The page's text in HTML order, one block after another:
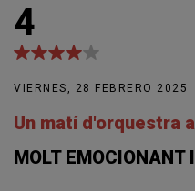
4
VIERNES, 28 FEBRERO 2025
Un matí d'orquestra
MOLT EMOCIONANT